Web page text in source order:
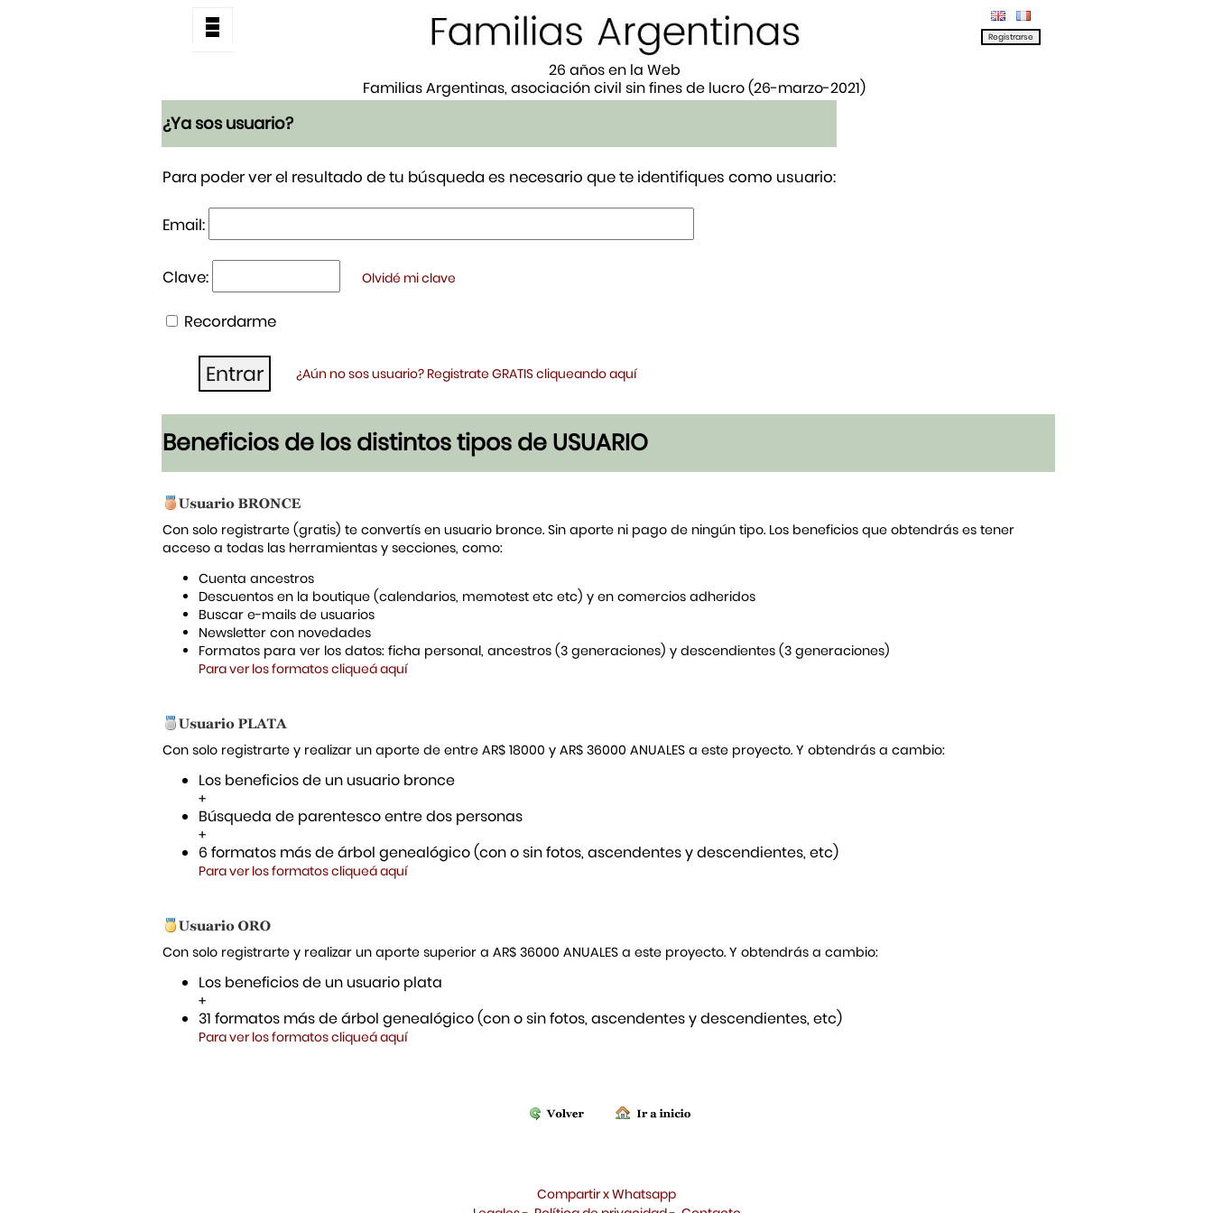
26 años en la Web
Familias Argentinas, asociación civil sin fines de lucro (26-marzo-2021)
¿Ya sos usuario?
Para poder ver el resultado de tu búsqueda es necesario que te identifiques como usuario:
Email:
Clave: Olvidé mi clave
Recordarme
¿Aún no sos usuario? Registrate GRATIS cliqueando aquí
Beneficios de los distintos tipos de USUARIO
Con solo registrarte (gratis) te convertís en usuario bronce. Sin aporte ni pago de ningún tipo. Los beneficios que obtendrás es tener
acceso a todas las herramientas y secciones, como:
Cuenta ancestros
Descuentos en la boutique (calendarios, memotest etc etc) y en comercios adheridos
Buscar e-mails de usuarios
Newsletter con novedades
Formatos para ver los datos: ficha personal, ancestros (3 generaciones) y descendientes (3 generaciones)
Para ver los formatos cliqueá aquí
Con solo registrarte y realizar un aporte de entre AR$ 18000 y AR$ 36000 ANUALES a este proyecto. Y obtendrás a cambio:
Los beneficios de un usuario bronce
+
Búsqueda de parentesco entre dos personas
+
6 formatos más de árbol genealógico (con o sin fotos, ascendentes y descendientes, etc)
Para ver los formatos cliqueá aquí
Con solo registrarte y realizar un aporte superior a AR$ 36000 ANUALES a este proyecto. Y obtendrás a cambio:
Los beneficios de un usuario plata
+
31 formatos más de árbol genealógico (con o sin fotos, ascendentes y descendientes, etc)
Para ver los formatos cliqueá aquí
Compartir x Whatsapp